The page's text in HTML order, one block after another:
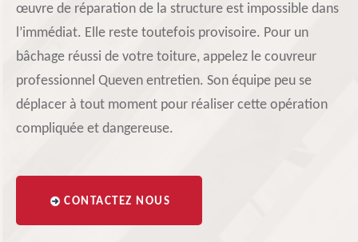
œuvre de réparation de la structure est impossible dans
l’immédiat. Elle reste toutefois provisoire. Pour un
bâchage réussi de votre toiture, appelez le couvreur
professionnel Queven entretien. Son équipe peu se
déplacer à tout moment pour réaliser cette opération
compliquée et dangereuse.
CONTACTEZ NOUS